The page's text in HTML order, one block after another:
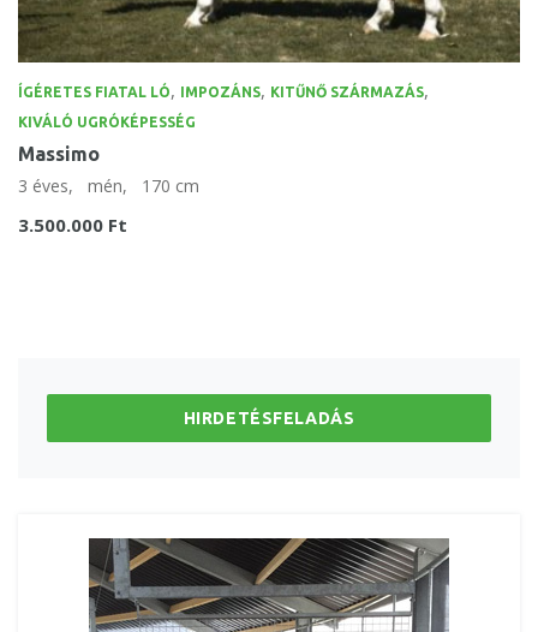
ÍGÉRETES FIATAL LÓ, IMPOZÁNS, KITŰNŐ SZÁRMAZÁS,
KIVÁLÓ UGRÓKÉPESSÉG
Massimo
3 éves, mén, 170 cm
3.500.000 Ft
HIRDETÉSFELADÁS